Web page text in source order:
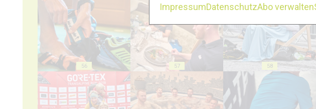
56 57 58
ImpressumDatenschutzAbo verwalten